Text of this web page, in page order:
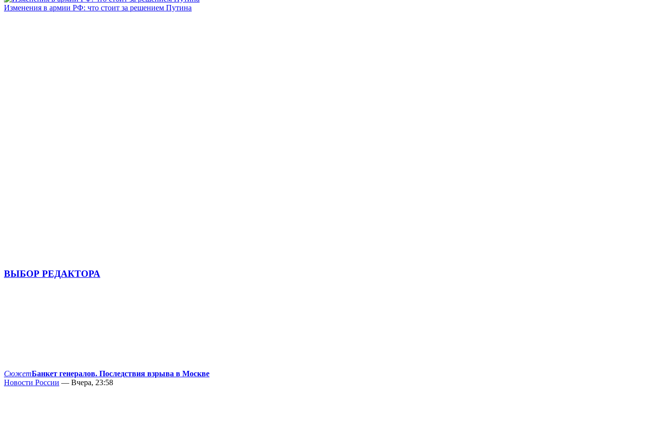
Изменения в армии РФ: что стоит за решением Путина
ВЫБОР РЕДАКТОРА
СюжетБанкет генералов. Последствия взрыва в Москве
Новости России — Вчера, 23:58